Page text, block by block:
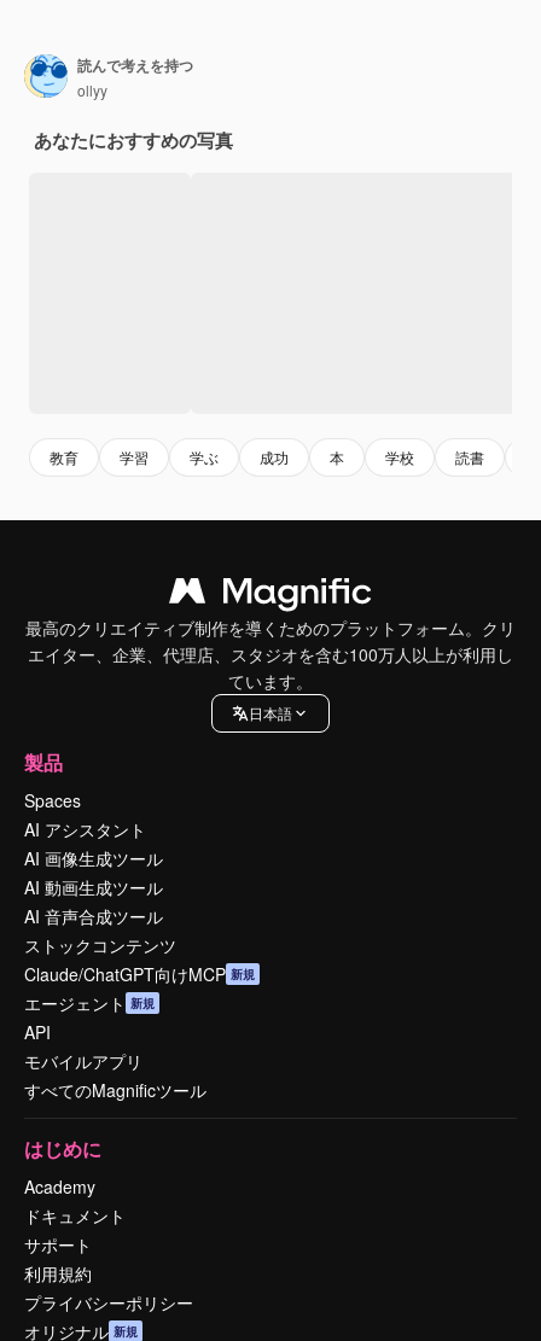
読んで考えを持つ
ollyy
あなたにおすすめの写真
教育 学習 学ぶ 成功 本 学校 読書
最高のクリエイティブ制作を導くためのプラットフォーム。クリ
エイター、企業、代理店、スタジオを含む100万人以上が利用し
ています。
日本語
製品
Spaces
AI アシスタント
AI 画像生成ツール
AI 動画生成ツール
AI 音声合成ツール
ストックコンテンツ
Claude/ChatGPT向けMCP 新規
エージェント 新規
API
モバイルアプリ
すべてのMagnificツール
はじめに
Academy
ドキュメント
サポート
利用規約
プライバシーポリシー
オリジナル 新規